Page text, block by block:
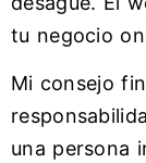
tu negocio
Mi consejo
una persona